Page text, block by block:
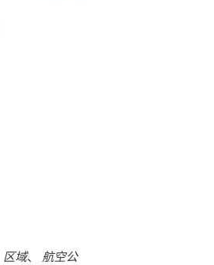
区域、 航空公